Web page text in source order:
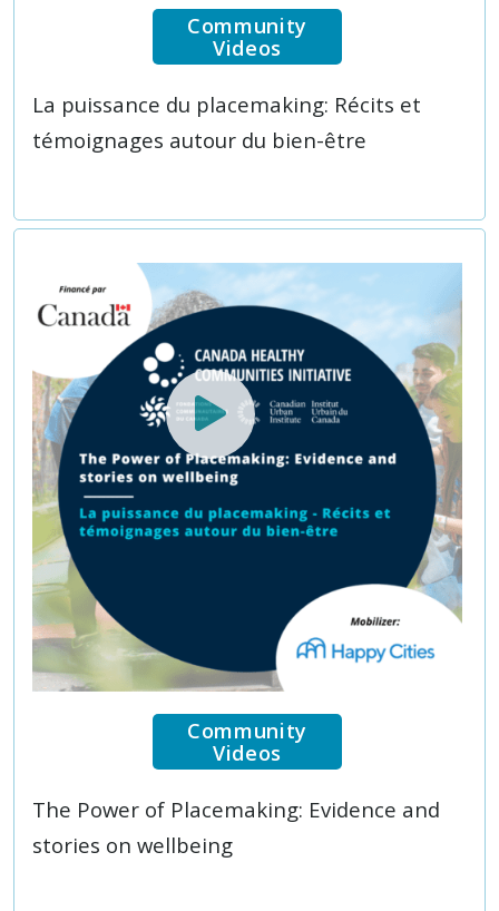
Community
Videos
La puissance du placemaking: Récits et
témoignages autour du bien-être
Community
Videos
The Power of Placemaking: Evidence and
stories on wellbeing